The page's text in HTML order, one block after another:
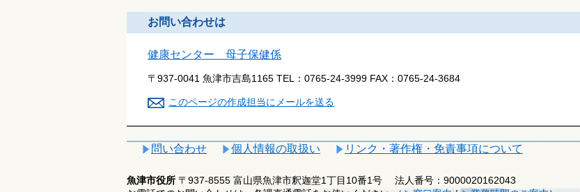
お問い合わせは
健康センター 母子保健係
〒937-0041 魚津市吉島1165 TEL： 0765-24-3999 FAX： 0765-24-3684
このページの作成担当にメールを送る
問い合わせ 個人情報の取扱い リンク・著作権・免責事項について
魚津市役所 〒937-8555 富山県魚津市釈迦堂1丁目10番1号
法人番号：9000020162043